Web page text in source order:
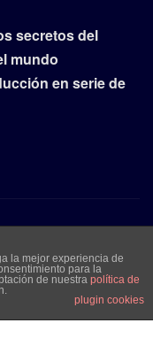
secretos del
mundo
en serie de
|Frankfurt
Contacto
la mejor experiencia de
para la
de nuestra política de
plugin cookies